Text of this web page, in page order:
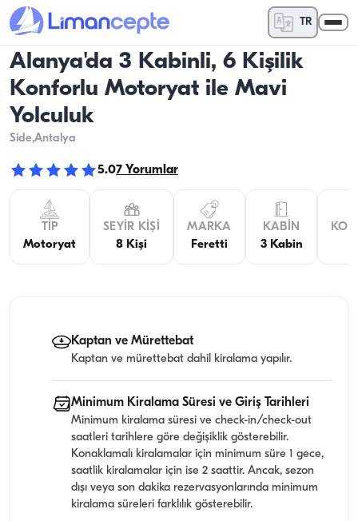
TR
Alanya'da 3 Kabinli, 6 Kişilik
Konforlu Motoryat ile Mavi
Yolculuk
Side,Antalya
5.07 Yorumlar
TIP
Motoryat
SEYIR KIŞI
8 Kişi
MARKA
Feretti
KABIN
3 Kabin
Kaptan ve Mürettebat
Kaptan ve mürettebat dahil kiralama yapılır.
Minimum Kiralama Süresi ve Giriş Tarihleri
Minimum kiralama süresi ve check-in/check-out
saatleri tarihlere göre değişiklik gösterebilir.
Konaklamalı kiralamalar için minimum süre 1 gece,
saatlik kiralamalar için ise 2 saattir. Ancak, sezon
dışı veya son dakika rezervasyonlarında minimum
kiralama süreleri farklılık gösterebilir.